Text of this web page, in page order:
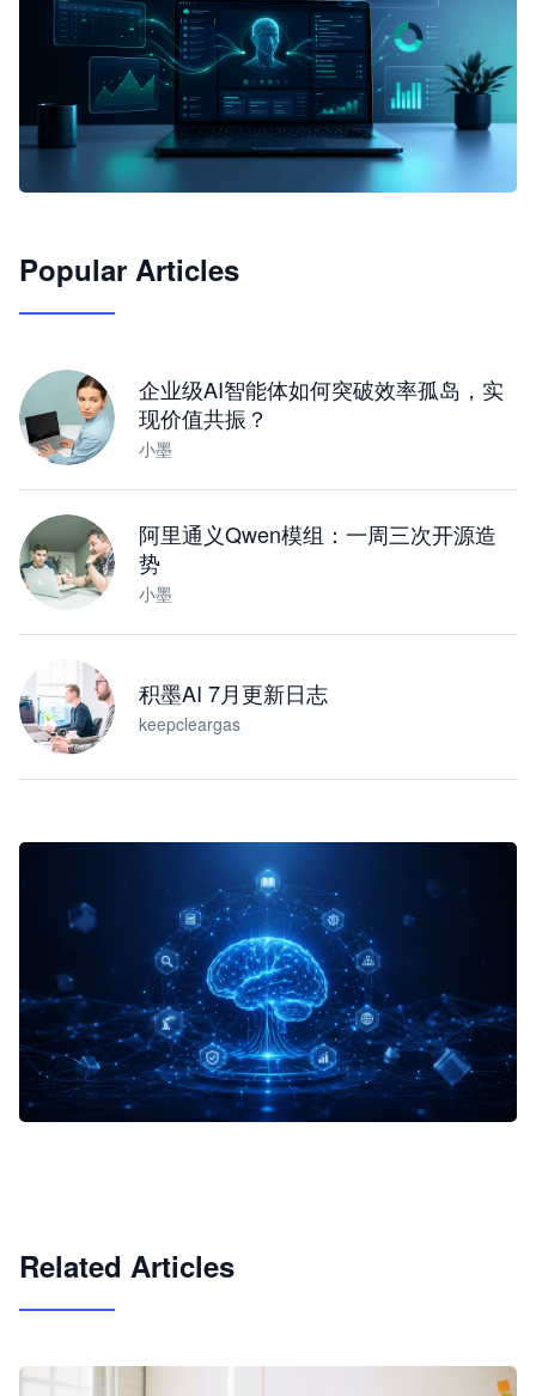
JimoClaw 桌面 AI Agent 工作台
Popular Articles
企业级AI智能体如何突破效率孤岛，实
现价值共振？
小墨
阿里通义Qwen模组：一周三次开源造
势
小墨
积墨AI 7月更新日志
keepcleargas
Related Articles